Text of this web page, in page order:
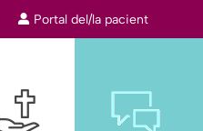
Portal del/la pacient